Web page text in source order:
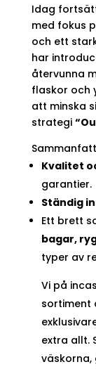
Idag
med fokus
och ett
har
återvunna
flaskor och
att minska
strategi
Kvalitet
garantier.
Ständig
Ett brett
bagar,
typer av
Vi på
sortiment
extra allt.
väskorna,